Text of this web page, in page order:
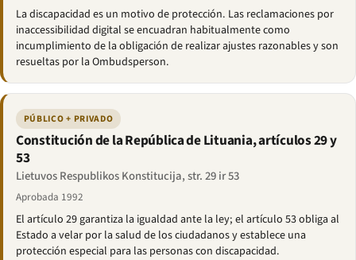
La discapacidad es un motivo de protección. Las reclamaciones por
inaccessibilidad digital se encuadran habitualmente como
incumplimiento de la obligación de realizar ajustes razonables y son
resueltas por la Ombudsperson.
PÚBLICO + PRIVADO
Constitución de la República de Lituania, artículos 29 y
53
Lietuvos Respublikos Konstitucija, str. 29 ir 53
Aprobada 1992
El artículo 29 garantiza la igualdad ante la ley; el artículo 53 obliga al
Estado a velar por la salud de los ciudadanos y establece una
protección especial para las personas con discapacidad.